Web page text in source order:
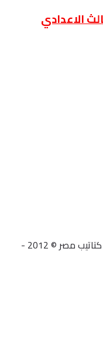
الاعدادي
جميع الحقوق محفوظة لموقع أكاديمية كتاتيب مصر © 2012 -